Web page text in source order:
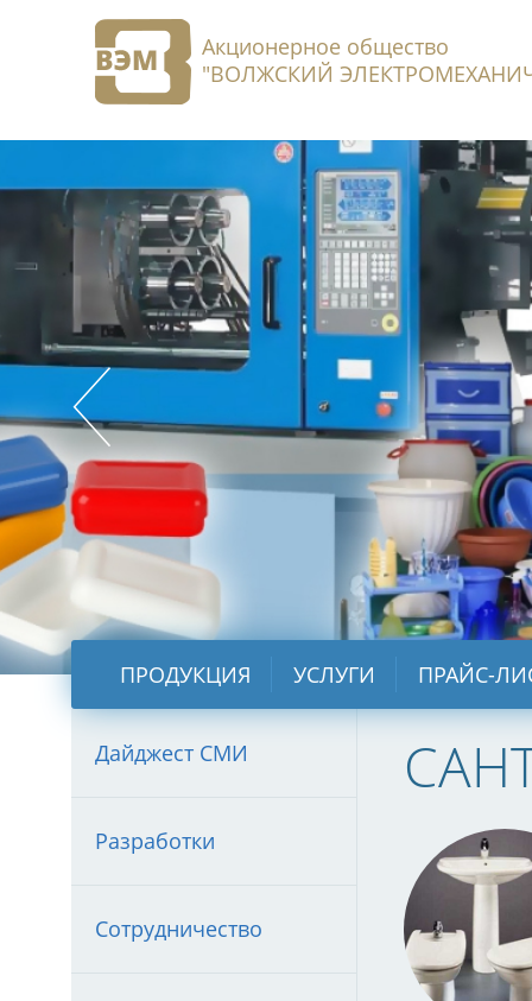
Акционерное общество
"ВОЛЖСКИЙ
ПРОДУКЦИЯ УСЛУГИ ПРАЙС-
Дайджест СМИ
Разработки
Сотрудничество